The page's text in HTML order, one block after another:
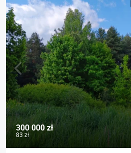
300 000 zł
83 zł